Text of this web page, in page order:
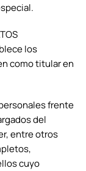
los
como titular en
frente
del
entre otros
cuyo